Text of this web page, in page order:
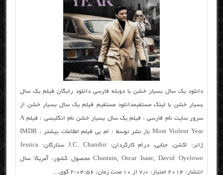
دانلود یک سال بسیار خشن با دوبله فارسی دانلود رایگان فیلم یک سال
بسیار خشن با لینک مستقیمدانلود مستقیم فیلم یک سال بسیار خشن از
سرور سایت نام فارسی : فیلم یک سال بسیار خشن نام انگلیسی : فیلم A
Most Violent Year باز نشر توسط : ام بی فیلم اطلاعات بیشتر : IMDB
ژانر: اکشن، جنایی، درام کارگردان: J.C. Chandor ستارگان: Jessica
Chastain, Oscar Isaac, David Oyelowo محصول کشور: آمریکا سال
انتشار: ۲۰۱۴ امتیاز: ۷٫۰ از ۱۰ مدت زمان: ۲:۰۴:۵۶ گوی...